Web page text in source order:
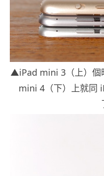
▲iPad mini 3（上）個
mini 4（下）上就同